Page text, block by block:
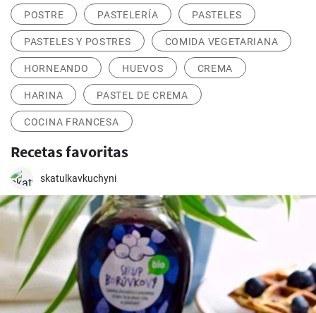
POSTRE PASTELERÍA PASTELES
PASTELES Y POSTRES COMIDA VEGETARIANA
HORNEANDO HUEVOS CREMA
HARINA PASTEL DE CREMA
COCINA FRANCESA
Recetas favoritas
skatulkavkuchyni